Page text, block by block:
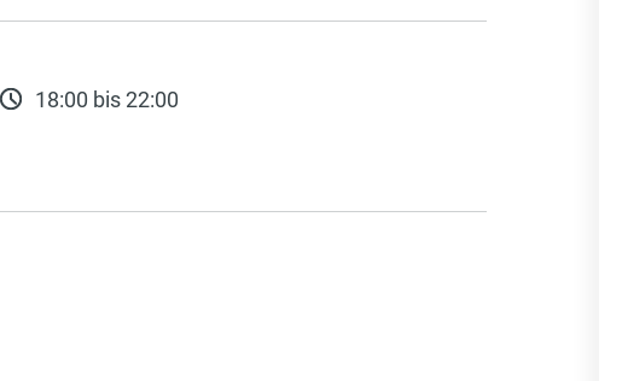
18:00 bis 22:00